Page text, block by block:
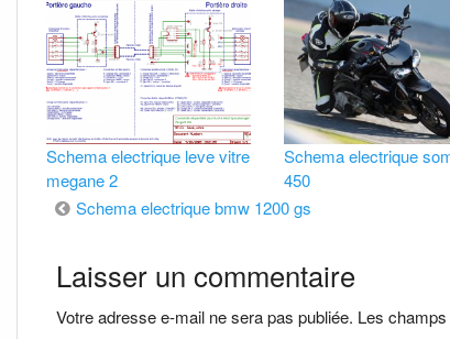
Schema electrique leve vitre
megane 2
Schema electrique
450
Navigation
de
l’article
Schema electrique bmw 1200 gs
Laisser un commentaire
Votre adresse e-mail ne sera pas publiée. Les